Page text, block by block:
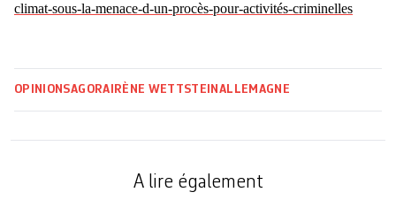
climat-sous-la-menace-d-un-procès-pour-activités-criminelles
OPINIONSAGORA IRÈNE WETTSTEIN ALLEMAGNE
A lire également